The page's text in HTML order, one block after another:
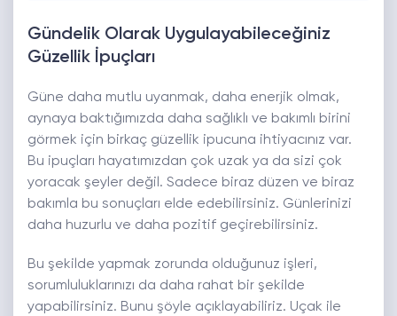
Gündelik Olarak Uygulayabileceğiniz
Güzellik İpuçları
Güne daha mutlu uyanmak, daha enerjik olmak,
aynaya baktığımızda daha sağlıklı ve bakımlı birini
görmek için birkaç güzellik ipucuna ihtiyacınız var.
Bu ipuçları hayatımızdan çok uzak ya da sizi çok
yoracak şeyler değil. Sadece biraz düzen ve biraz
bakımla bu sonuçları elde edebilirsiniz. Günlerinizi
daha huzurlu ve daha pozitif geçirebilirsiniz.
Bu şekilde yapmak zorunda olduğunuz işleri,
sorumluluklarınızı da daha rahat bir şekilde
yapabilirsiniz. Bunu şöyle açıklayabiliriz. Uçak ile